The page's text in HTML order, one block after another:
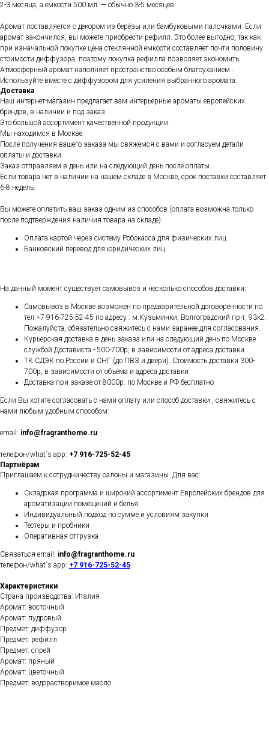
2-3 месяца, а емкости 500 мл. — обычно 3-5 месяцев.
Аромат поставляется с декором из берёзы или бамбуковыми палочками. Если
аромат закончился, вы можете приобрести рефилл. Это более выгодно, так как
при изначальной покупке цена стеклянной емкости составляет почти половину
стоимости диффузора, поэтому покупка рефилла позволяет экономить.
Атмосферный аромат наполняет пространство особым благоуханием .
Используйте вместе с диффузором для усиления выбранного аромата.
Доставка
Наш интернет-магазин предлагает вам интерьерные ароматы европейских
брендов, в наличии и под заказ.
Это большой ассортимент качественной продукции.
Мы находимся в Москве.
После получения вашего заказа мы свяжемся с вами и согласуем детали
оплаты и доставки.
Заказ отправляем в день или на следующий день после оплаты.
Если товара нет в наличии на нашем складе в Москве, срок поставки составляет
6-8 недель.
Вы можете оплатить ваш заказ одним из способов (оплата возможна только
после подтверждения наличия товара на складе):
Оплата картой через систему Робокасса для физических лиц
Банковский перевод для юридических лиц
На данный момент существует самовывоз и несколько способов доставки:
Самовывоз в Москве возможен по предварительной договоренности по
тел.+7-916-725-52-45 по адресу : м.Кузьминки, Волгоградский пр-т, 93к2.
Пожалуйста, обязательно свяжитесь с нами заранее для согласования.
Курьерская доставка в день заказа или на следующий день по Москве
службой Достависта - 500-700р, в зависимости от адреса доставки.
ТК СДЭК по России и СНГ (до ПВЗ и двери). Стоимость доставки 300-
700р, в зависимости от объёма и адреса доставки
Доставка при заказе от 8000р. по Москве и РФ бесплатно
Если Вы хотите согласовать с нами оплату или способ доставки , свяжитесь с
нами любым удобным способом:
email: info@fragranthome.ru
телефон/what`s app: +7 916-725-52-45
Партнёрам
Приглашаем к сотрудничеству салоны и магазины. Для вас:
Складская программа и широкий ассортимент Европейских брендов для
ароматизации помещений и белья
Индивидуальный подход по сумме и условиям закупки
Тестеры и пробники
Оперативная отгрузка
Связаться email: info@fragranthome.ru
телефон/what`s app: +7 916-725-52-45
Характеристики
Страна производства: Италия
Аромат: восточный
Аромат: пудровый
Предмет: диффузор
Предмет: рефилл
Предмет: спрей
Аромат: пряный
Аромат: цветочный
Предмет: водорастворимое масло